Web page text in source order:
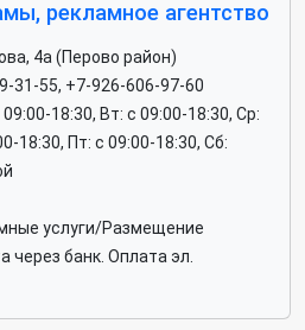
рекламное агентство
4а (Перово район)
31-55, +7-926-606-97-60
09:00-18:30, Вт: c 09:00-18:30, Ср:
18:30, Пт: c 09:00-18:30, Сб:
услуги/Размещение
банк. Оплата эл.